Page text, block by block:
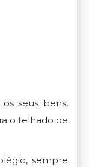
seus bens,
o telhado de
sempre